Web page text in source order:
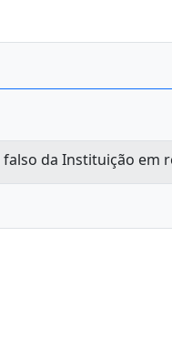
da Instituição em